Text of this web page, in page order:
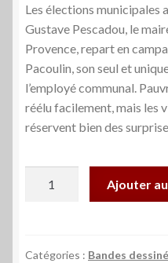
Les élections municipales
Gustave Pescadou, le
Provence, repart en
Pacoulin, son seul et
l’employé communal.
réélu facilement, mais les
réservent bien des
la
Ajouter
Catégories : Bandes